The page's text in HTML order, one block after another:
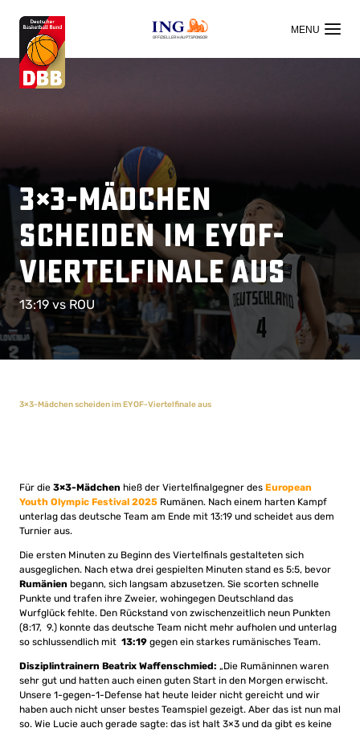
OFFIZIELLER HAUPTSPONSOR
3×3-Mädchen
scheiden im EYOF-
Viertelfinale aus
13:19 vs ROU
3×3-Mädchen scheiden im EYOF-Viertelfinale aus
Für die 3×3-Mädchen hieß der Viertelfinalgegner des European
Youth Olympic Festival 2025 Rumänen. Nach einem harten Kampf
unterlag das deutsche Team am Ende mit 13:19 und scheidet aus dem
Turnier aus.
Die ersten Minuten zu Beginn des Viertelfinals gestalteten sich
ausgeglichen. Nach etwa drei gespielten Minuten stand es 5:5, bevor
Rumänien begann, sich langsam abzusetzen. Sie scorten schnelle
Punkte und trafen ihre Zweier, wohingegen Deutschland das
Wurfglück fehlte. Den Rückstand von zwischenzeitlich neun Punkten
(8:17, 9.) konnte das deutsche Team nicht mehr aufholen und unterlag
so schlussendlich mit 13:19 gegen ein starkes rumänisches Team.
Disziplintrainern Beatrix Waffenschmied: „Die Rumäninnen waren
sehr gut und hatten auch einen guten Start in den Morgen erwischt.
Unsere 1-gegen-1-Defense hat heute leider nicht gereicht und wir
haben auch nicht unser bestes Teamspiel gezeigt. Aber das ist nun mal
so. Wie Lucie auch gerade sagte: das ist halt 3×3 und da gibt es keine